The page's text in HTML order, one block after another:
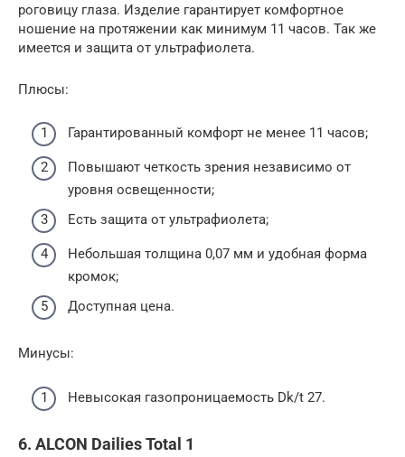
роговицу глаза. Изделие гарантирует комфортное
ношение на протяжении как минимум 11 часов. Так же
имеется и защита от ультрафиолета.
Плюсы:
Гарантированный комфорт не менее 11 часов;
Повышают четкость зрения независимо от
уровня освещенности;
Есть защита от ультрафиолета;
Небольшая толщина 0,07 мм и удобная форма
кромок;
Доступная цена.
Минусы:
Невысокая газопроницаемость Dk/t 27.
6. ALCON Dailies Total 1